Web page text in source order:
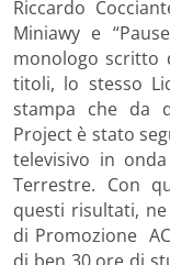
Riccardo
Miniawy e
monologo scritto
titoli, lo stesso
stampa che da
Project è stato
televisivo in
Terrestre. Con
questi risultati,
di Promozione
di ben 30 ore di